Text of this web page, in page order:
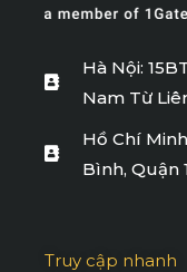
Hà Nội:
Nam Từ
Hồ Chí
Bình, Quận
Truy cập nhanh